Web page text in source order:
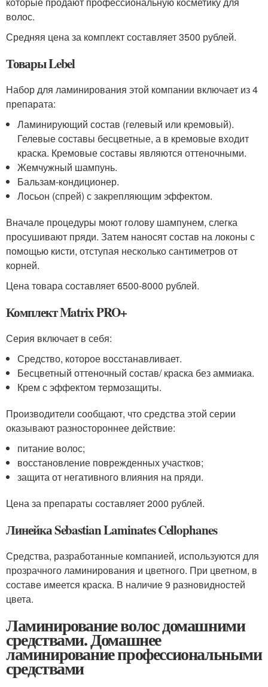
волос.
Средняя цена за комплект составляет 3500 рублей.
Товары Lebel
Набор для ламинирования этой компании включает из 4
препарата:
Ламинирующий состав (гелевый или кремовый).
Гелевые составы бесцветные, а в кремовые входит
краска. Кремовые составы являются оттеночными.
Жемчужный шампунь.
Бальзам-кондиционер.
Лосьон (спрей) с закрепляющим эффектом.
Вначале процедуры моют голову шампунем, слегка
просушивают пряди. Затем наносят состав на локоны с
помощью кисти, отступая несколько сантиметров от
корней.
Цена товара составляет 6500-8000 рублей.
Комплект Matrix PRO+
Серия включает в себя:
Средство, которое восстанавливает.
Бесцветный оттеночный состав/ краска без аммиака.
Крем с эффектом термозащиты.
Производители сообщают, что средства этой серии
оказывают разностороннее действие:
питание волос;
восстановление поврежденных участков;
защита от негативного влияния на пряди.
Цена за препараты составляет 2000 рублей.
Линейка Sebastian Laminates Cellophanes
Средства, разработанные компанией, используются для
прозрачного ламинирования и цветного. При цветном, в
составе имеется краска. В наличие 9 разновидностей
цвета.
Ламинирование волос домашними
средствами. Домашнее
ламинирование профессиональными
средствами